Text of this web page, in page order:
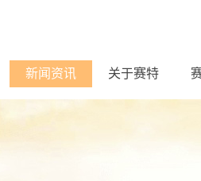
新闻资讯 关于赛特